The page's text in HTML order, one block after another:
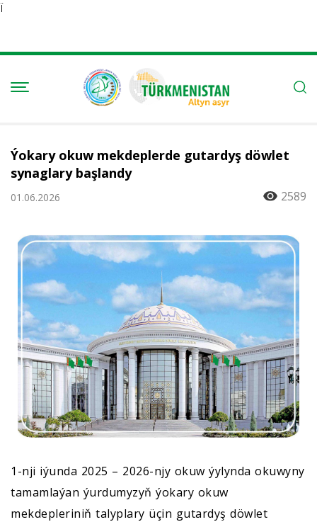
Ï
Ýokary okuw mekdeplerde gutardyş döwlet
synaglary başlandy
01.06.2026 2589
1-nji iýunda 2025 – 2026-njy okuw ýylynda okuwyny
tamamlaýan ýurdumyzyň ýokary okuw
mekdepleriniň talyplary üçin gutardyş döwlet